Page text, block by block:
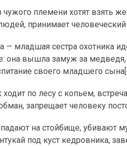
племени хотят взять
принимает
— младшая сестра охотника
она вышла замуж за медведя,
своего младшего
ходит по лесу с копьем,
запрещает человеку
на стойбище, убивают
под куст кедровника,